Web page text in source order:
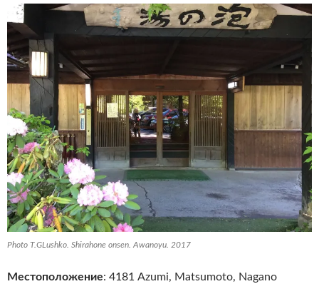
Photo T.GLushko. Shirahone onsen. Awanoyu. 2017
Местоположение: 4181 Azumi, Matsumoto, Nagano